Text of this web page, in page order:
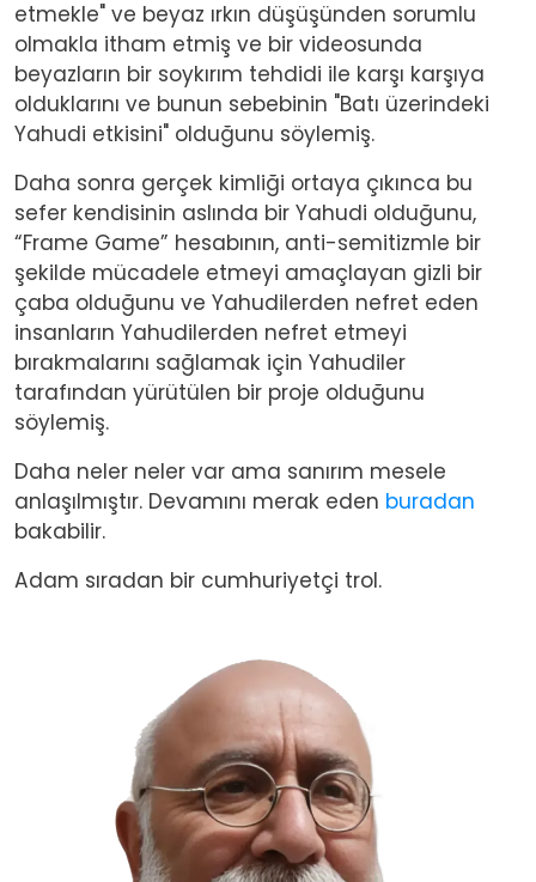
etmekle" ve beyaz ırkın düşüşünden sorumlu
olmakla itham etmiş ve bir videosunda
beyazların bir soykırım tehdidi ile karşı karşıya
olduklarını ve bunun sebebinin "Batı üzerindeki
Yahudi etkisini" olduğunu söylemiş.
Daha sonra gerçek kimliği ortaya çıkınca bu
sefer kendisinin aslında bir Yahudi olduğunu,
“Frame Game” hesabının, anti-semitizmle bir
şekilde mücadele etmeyi amaçlayan gizli bir
çaba olduğunu ve Yahudilerden nefret eden
insanların Yahudilerden nefret etmeyi
bırakmalarını sağlamak için Yahudiler
tarafından yürütülen bir proje olduğunu
söylemiş.
Daha neler neler var ama sanırım mesele
anlaşılmıştır. Devamını merak eden buradan
bakabilir.
Adam sıradan bir cumhuriyetçi trol.